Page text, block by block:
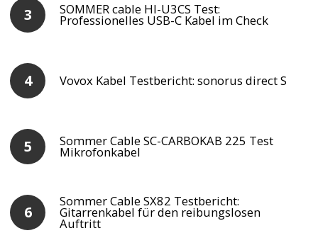
SOMMER cable HI-U3CS Test:
Professionelles USB-C Kabel im Check
Vovox Kabel Testbericht: sonorus direct S
Sommer Cable SC-CARBOKAB 225 Test
Mikrofonkabel
Sommer Cable SX82 Testbericht:
Gitarrenkabel für den reibungslosen
Auftritt